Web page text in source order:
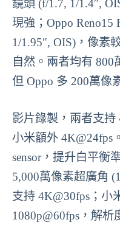
鏡頭 (f/1.7, 1/1.4″,
現強；Oppo Reno15
1/1.95″, OIS)，像素
自然。兩者均有 800
但 Oppo 多 200萬像
影片錄製，兩者支持
小米額外 4K@24fps
sensor，提升白平衡
5,000萬像素超廣角
支持 4K@30fps；小
1080p@60fps，解析